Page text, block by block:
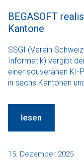
BEGASOFT
Kantone
SSGI (Verein
Informatik) vergibt
einer souveränen KI-
in sechs Kantonen
lesen
15. Dezember 2025